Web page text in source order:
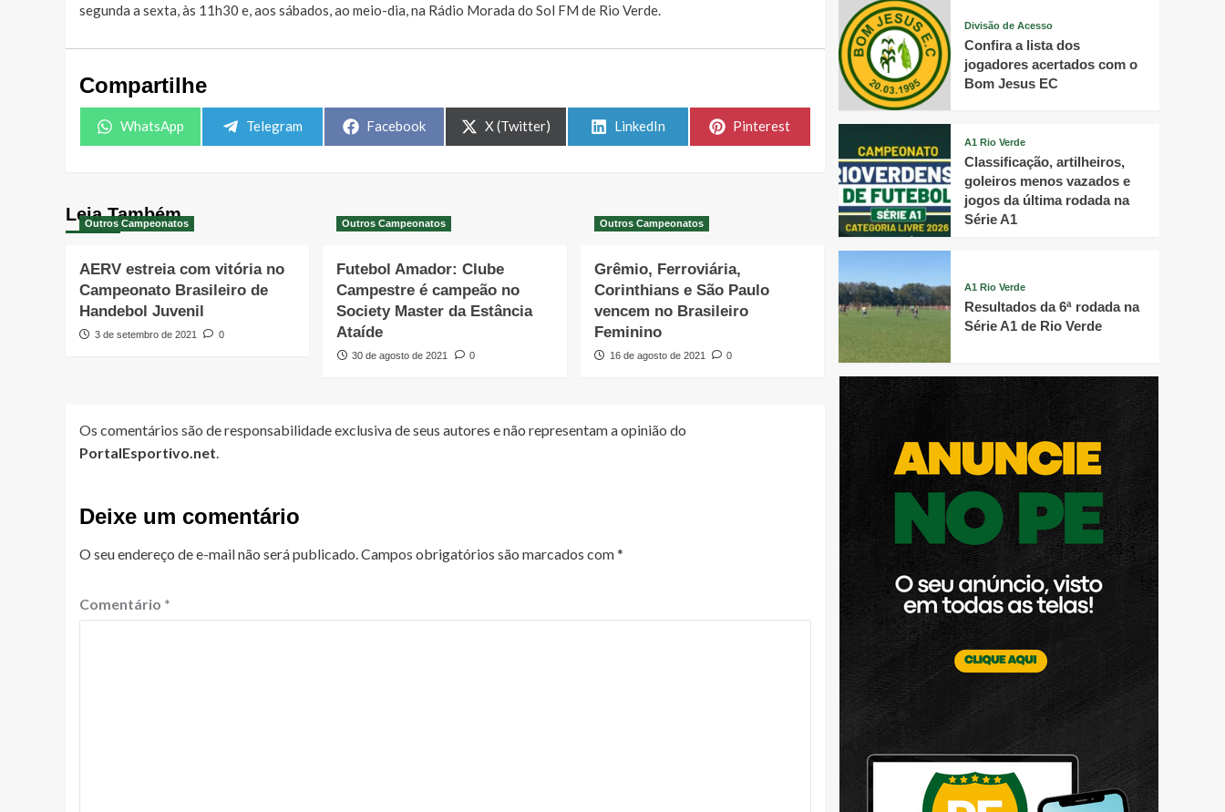
segunda a sexta, às 11h30 e, aos sábados, ao meio-dia, na Rádio Morada do Sol FM de Rio Verde.
Compartilhe
Share
WhatsApp
Share
Telegram
Share
Facebook
Share
on
X (Twitter)
Share
LinkedIn
Share
Pinterest
Leia Também
Outros Campeonatos
AERV estreia com vitória no
Campeonato Brasileiro de
Handebol Juvenil
3 de setembro de 2021 0
Outros Campeonatos
Futebol Amador: Clube
Campestre é campeão no
Society Master da Estância
Ataíde
30 de agosto de 2021 0
Outros Campeonatos
Grêmio, Ferroviária,
Corinthians e São Paulo
vencem no Brasileiro
Feminino
16 de agosto de 2021 0
Os comentários são de responsabilidade exclusiva de seus autores e não representam a opinião do
PortalEsportivo.net
Deixe um comentário
O seu endereço de e-mail não será publicado. Campos obrigatórios são marcados com*
Comentário *
Divisão de Acesso
Confira a lista dos
jogadores acertados com o
Bom Jesus EC
A1 Rio Verde
Classificação, artilheiros,
goleiros menos vazados e
jogos da última rodada na
Série A1
A1 Rio Verde
Resultados da 6ª rodada na
Série A1 de Rio Verde